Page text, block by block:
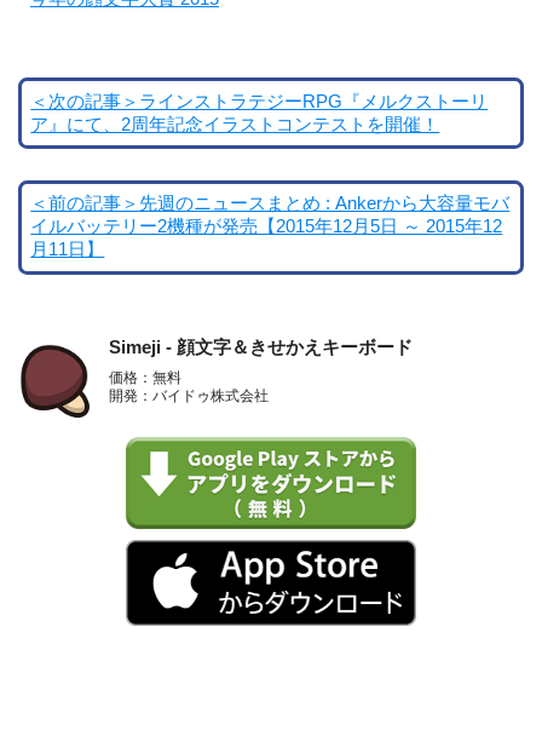
＜次の記事＞ラインストラテジーRPG『メルクストーリ
ア』にて、2周年記念イラストコンテストを開催！
＜前の記事＞先週のニュースまとめ : Ankerから大容量モバ
イルバッテリー2機種が発売【2015年12月5日 ～ 2015年12
月11日】
Simeji - 顔文字＆きせかえキーボード
価格：無料
開発：バイドゥ株式会社